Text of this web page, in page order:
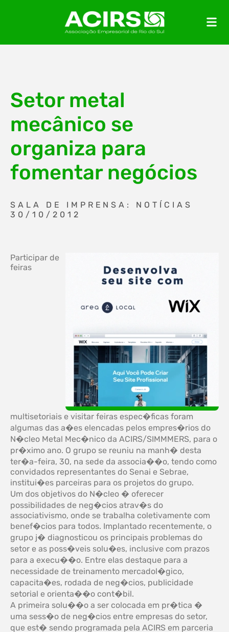
Setor metal
mecânico se
organiza para
fomentar negócios
SALA DE IMPRENSA: NOTÍCIAS
30/10/2012
Participar de
feiras
multisetoriais e visitar feiras espec�ficas foram
algumas das a�es elencadas pelos empres�rios do
N�cleo Metal Mec�nico da ACIRS/SIMMMERS, para o
pr�ximo ano. O grupo se reuniu na manh� desta
ter�a-feira, 30, na sede da associa��o, tendo como
convidados representantes do Senai e Sebrae,
institui�es parceiras para os projetos do grupo.
Um dos objetivos do N�cleo � oferecer
possibilidades de neg�cios atrav�s do
associativismo, onde se trabalha coletivamente com
benef�cios para todos. Implantado recentemente, o
grupo j� diagnosticou os principais problemas do
setor e as poss�veis solu�es, inclusive com prazos
para a execu��o. Entre elas destaque para a
necessidade de treinamento mercadol�gico,
capacita�es, rodada de neg�cios, publicidade
setorial e orienta��o cont�bil.
A primeira solu��o a ser colocada em pr�tica �
uma sess�o de neg�cios entre empresas do setor,
que est� sendo programada pela ACIRS em parceria